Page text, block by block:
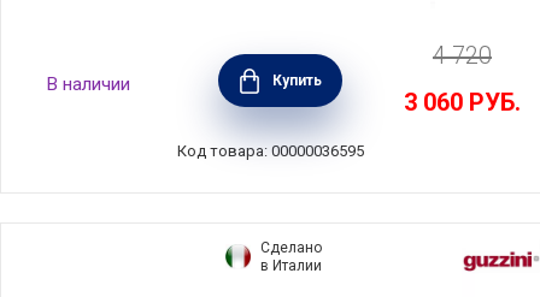
Ваза-салатник для фруктов Jazz 30 см,
хрусталь, Nachtmann, Германия, 106555
В наличии Купить
4 720
3 060 РУБ.
Код товара: 00000036595
Сделано
в Италии